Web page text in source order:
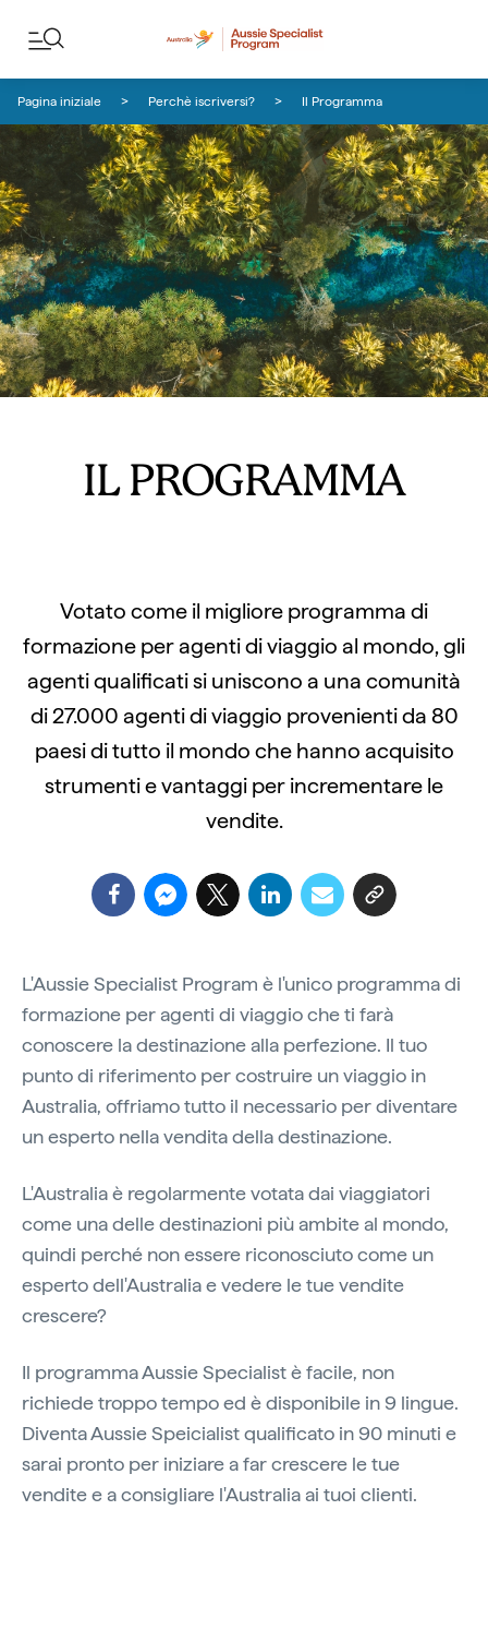
Pagina iniziale Perchè iscriversi? Il Programma
IL PROGRAMMA
Votato come il migliore programma di
formazione per agenti di viaggio al mondo, gli
agenti qualificati si uniscono a una comunità
di 27.000 agenti di viaggio provenienti da 80
paesi di tutto il mondo che hanno acquisito
strumenti e vantaggi per incrementare le
vendite.
L'Aussie Specialist Program è l'unico programma di
formazione per agenti di viaggio che ti farà
conoscere la destinazione alla perfezione. Il tuo
punto di riferimento per costruire un viaggio in
Australia, offriamo tutto il necessario per diventare
un esperto nella vendita della destinazione.
L'Australia è regolarmente votata dai viaggiatori
come una delle destinazioni più ambite al mondo,
quindi perché non essere riconosciuto come un
esperto dell'Australia e vedere le tue vendite
crescere?
Il programma Aussie Specialist è facile, non
richiede troppo tempo ed è disponibile in 9 lingue.
Diventa Aussie Speicialist qualificato in 90 minuti e
sarai pronto per iniziare a far crescere le tue
vendite e a consigliare l'Australia ai tuoi clienti.